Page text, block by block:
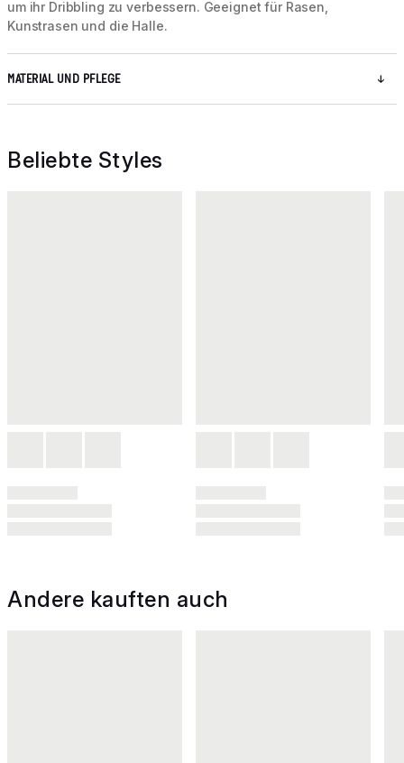
um ihr Dribbling zu verbessern. Geeignet für Rasen,
Kunstrasen und die Halle.
MATERIAL UND PFLEGE
Beliebte Styles
Andere kauften auch